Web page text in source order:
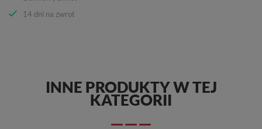
14 dni na zwrot
INNE PRODUKTY W TEJ
KATEGORII